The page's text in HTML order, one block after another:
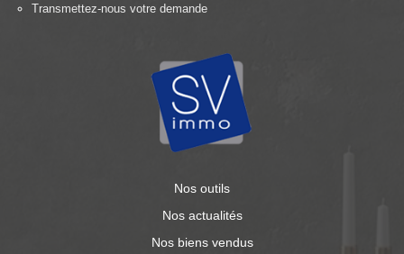
Transmettez-nous votre demande
Nos outils
Nos actualités
Nos biens vendus